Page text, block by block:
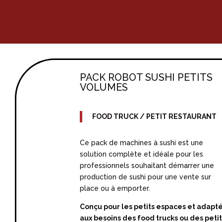
PACK ROBOT SUSHI PETITS
VOLUMES
FOOD TRUCK / PETIT RESTAURANT
Ce pack de machines à sushi est une
solution complète et idéale pour les
professionnels souhaitant démarrer une
production de sushi pour une vente sur
place ou à emporter.
Conçu pour les petits espaceset
aux besoins des food trucks ou des